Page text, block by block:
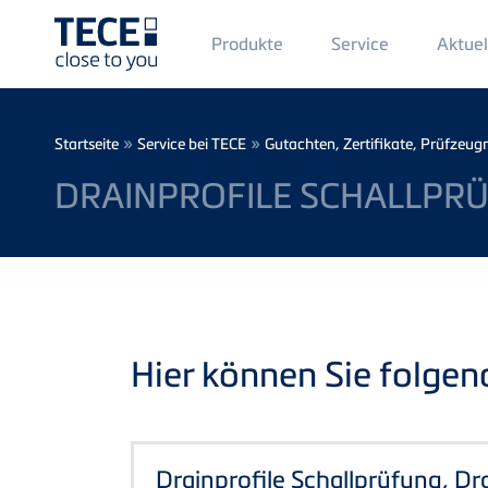
Main
Menü
1
Produkte Service
Breadcrumb
Startseite » Service bei TECE » Gutachten, Zertifikate,
DRAINPROFILE
Hier können Sie
Drainprofile Schallprüfung,